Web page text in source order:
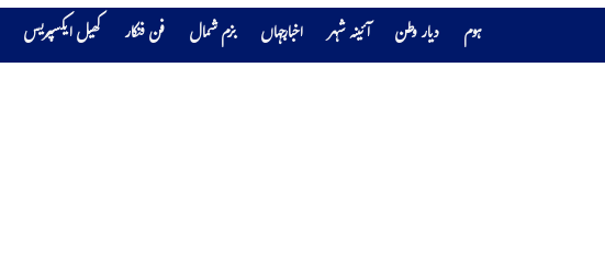
ہوم دیار وطن آئینہ شہر اخبارجہاں بزم شمال فن فنکار کھیل ایکسپریس